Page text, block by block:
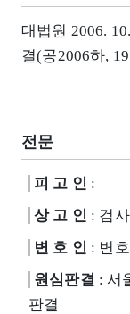
대법원 2006.
결(공2006하,
전문
피 고 인 :
상 고 인 : 검사
변 호 인 : 변
원심판결 : 서
판결